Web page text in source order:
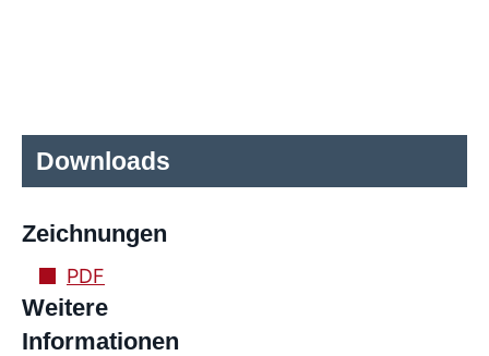
Downloads
Zeichnungen
PDF
Weitere
Informationen